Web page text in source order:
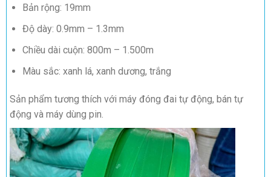
Bản rộng: 19mm
Độ dày: 0.9mm – 1.3mm
Chiều dài cuộn: 800m – 1.500m
Màu sắc: xanh lá, xanh dương, trắng
Sản phẩm tương thích với máy đóng đai tự động, bán tự
động và máy dùng pin.